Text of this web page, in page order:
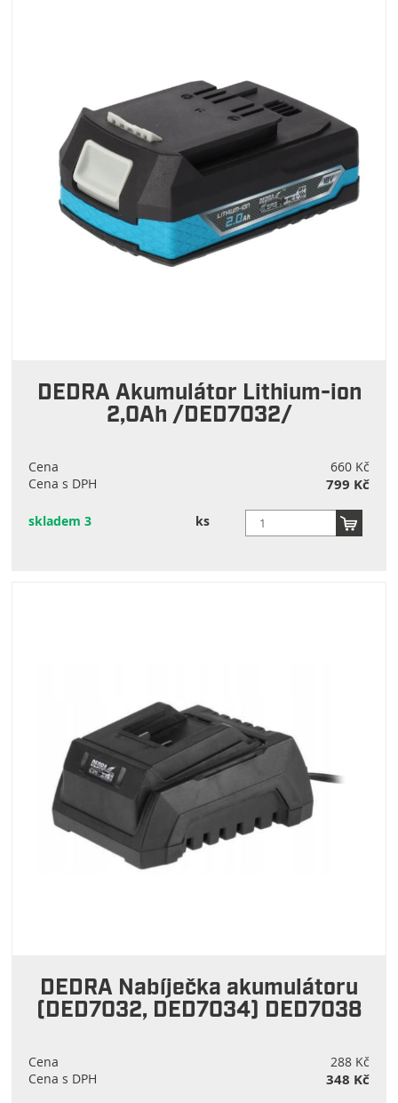
DEDRA Akumulátor Lithium-ion
2,0Ah /DED7032/
Cena
660 Kč
Cena s DPH
799 Kč
skladem 3 ks
DEDRA Nabíječka akumulátoru
(DED7032, DED7034) DED7038
Cena
288 Kč
Cena s DPH
348 Kč